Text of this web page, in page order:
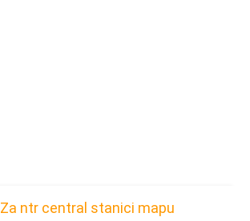
Za ntr central stanici mapu